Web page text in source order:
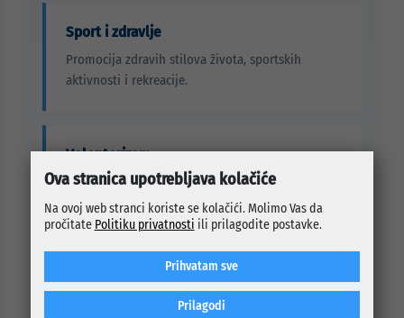
Sport i zdravlje
Promocija zdravih stilova života, sportskih
aktivnosti i rekreacije.
Volonterizam
Podsticanje društvene odgovornosti i angažmana
u lokalnoj zajednici.
Uključivanje mladih u inicijative, projekte i
Ova stranica upotrebljava kolačiće
Na ovoj web stranci koriste se kolačići. Molimo Vas da
pročitate Politiku privatnosti ili prilagodite postavke.
Prilagodi
Prihvatam sve